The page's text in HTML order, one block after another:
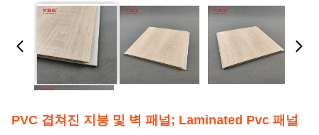
PVC 겹쳐진 지붕 및 벽 패널; Laminated Pvc 패널